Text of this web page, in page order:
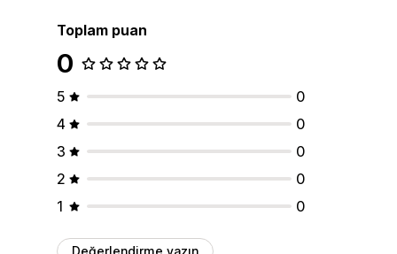
Toplam puan
0
5
0
4
0
3
0
2
0
1
0
Değerlendirme yazın